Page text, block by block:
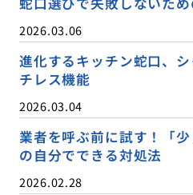
2026.03.06
進化するキッチン蛇口、
チレス機能
2026.03.04
業者を呼ぶ前に試す！「
の自分でできる対処法
2026.02.28